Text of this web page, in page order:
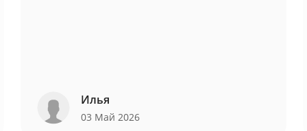
Илья
03 Май 2026